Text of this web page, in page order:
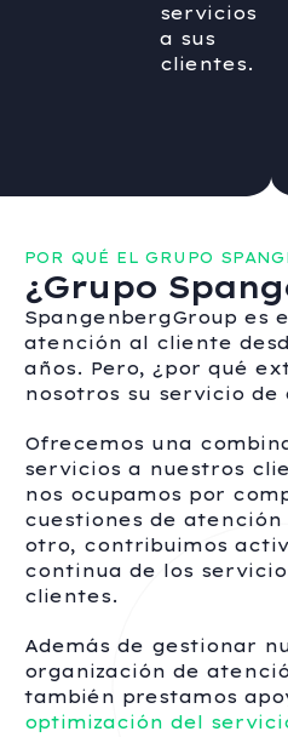
servicios
a sus
clientes.
POR QUÉ EL GRUPO
¿Grupo
SpangenbergGroup es
atención al cliente
años. Pero, ¿por qué
nosotros su servicio
Ofrecemos una
servicios a nuestros
nos ocupamos por
cuestiones de
otro, contribuimos
continua de los
clientes.
Además de gestionar
organización de
también prestamos
optimización del